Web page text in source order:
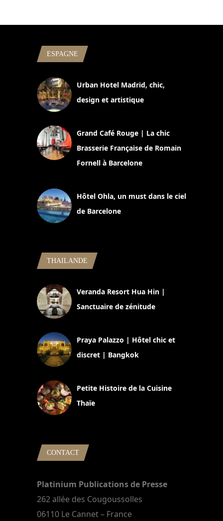
ESPAGNE
Urban Hotel Madrid, chic,
design et artistique
Grand Café Rouge | La chic
Brasserie Française de Romain
Fornell à Barcelone
Hôtel Ohla, un must dans le ciel
de Barcelone
THAILANDE
Veranda Resort Hua Hin |
Sanctuaire de zénitude
Praya Palazzo | Hôtel chic et
discret | Bangkok
Petite Histoire de la Cuisine
Thaïe
CONTACT
Platinium Publications de Presse
262 allée des Cougoussolles
06110 Le Cannet – France